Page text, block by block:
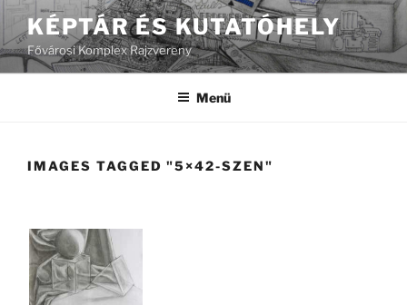
Tartalomhoz
KÉPTÁR ÉS KUTATÓHELY
Fővárosi Komplex Rajzvereny
Menü
IMAGES TAGGED "5×42-SZEN"